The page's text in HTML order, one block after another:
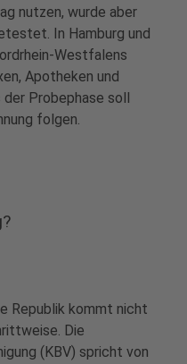
nutzen, wurde aber
In Hamburg und
Westfalens
Apotheken und
der Probephase soll
folgen.
Republik kommt nicht
Die
(KBV) spricht von